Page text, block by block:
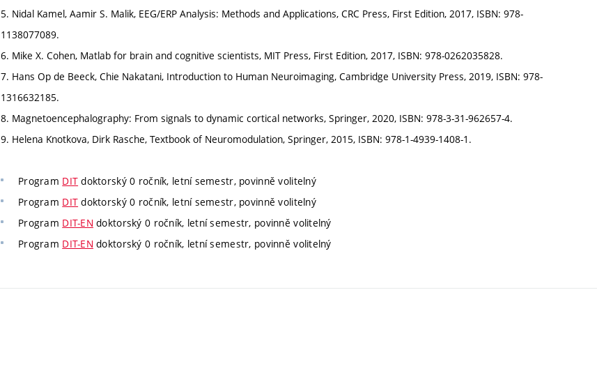
5. Nidal Kamel, Aamir S. Malik, EEG/ERP Analysis: Methods and Applications, CRC Press, First Edition, 2017, ISBN: 978-
1138077089.
6. Mike X. Cohen, Matlab for brain and cognitive scientists, MIT Press, First Edition, 2017, ISBN: 978-0262035828.
7. Hans Op de Beeck, Chie Nakatani, Introduction to Human Neuroimaging, Cambridge University Press, 2019, ISBN: 978-
1316632185.
8. Magnetoencephalography: From signals to dynamic cortical networks, Springer, 2020, ISBN: 978-3-31-962657-4.
9. Helena Knotkova, Dirk Rasche, Textbook of Neuromodulation, Springer, 2015, ISBN: 978-1-4939-1408-1.
Program DIT doktorský 0 ročník, letní semestr, povinně volitelný
Program DIT doktorský 0 ročník, letní semestr, povinně volitelný
Program DIT-EN doktorský 0 ročník, letní semestr, povinně volitelný
Program DIT-EN doktorský 0 ročník, letní semestr, povinně volitelný